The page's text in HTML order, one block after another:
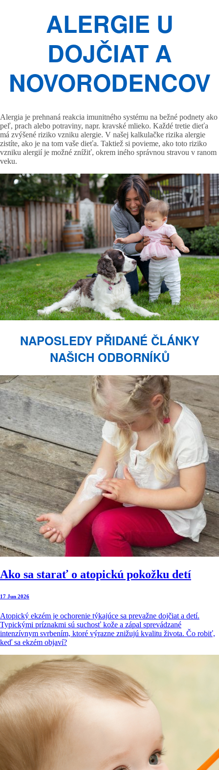
ALERGIE U
DOJČIAT A
NOVORODENCOV
Alergia je prehnaná reakcia imunitného systému na bežné podnety ako
peľ, prach alebo potraviny, napr. kravské mlieko. Každé tretie dieťa
má zvýšené riziko vzniku alergie. V našej kalkulačke rizika alergie
zistíte, ako je na tom vaše dieťa. Taktiež si povieme, ako toto riziko
vzniku alergií je možné znížiť, okrem iného správnou stravou v ranom
veku.
NAPOSLEDY PŘIDANÉ ČLÁNKY
NAŠICH ODBORNÍKŮ
Ako sa starať o atopickú pokožku detí
17 Jun 2026
Atopický ekzém je ochorenie týkajúce sa prevažne dojčiat a detí.
Typickými príznakmi sú suchosť kože a zápal sprevádzané
intenzívnym svrbením, ktoré výrazne znižujú kvalitu života. Čo robiť,
keď sa ekzém objaví?